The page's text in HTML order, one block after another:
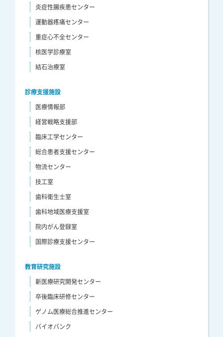
炎症性腸疾患センター
運動器疼痛センター
重症心不全センター
核医学診療室
結石治療室
診療支援施設
医療情報部
経営戦略支援部
臨床工学センター
総合患者支援センター
物流センター
技工室
歯科衛生士室
歯科地域医療支援室
院内がん登録室
国際診療支援センター
教育研究施設
新医療研究開発センター
卒後臨床研修センター
ゲノム医療総合推進センター
バイオバンク